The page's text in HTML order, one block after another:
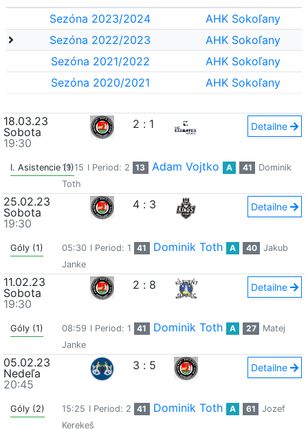
Sezóna 2023/2024
AHK Sokoľany
Sezóna 2022/2023
AHK Sokoľany
Sezóna 2021/2022
AHK Sokoľany
Sezóna 2020/2021
AHK Sokoľany
18.03.23
Sobota
19:30
2 : 1 Detailne
I. Asistencie (1)19:15 I Period: 2 13 Adam Vojtko A 41
Dominik
Toth
25.02.23
Sobota
19:30
4 : 3 Detailne
Góly (1) 05:30 I Period: 1 41 Dominik Toth A 40
Jakub
Janke
11.02.23
Sobota
19:30
2 : 8 Detailne
Góly (1) 08:59 I Period: 1 41 Dominik Toth A 27
Matej
Janke
05.02.23
Nedeľa
20:45
3 : 5 Detailne
Góly (2) 15:25 I Period: 2 41 Dominik Toth A 61
Jozef
Kerekeš